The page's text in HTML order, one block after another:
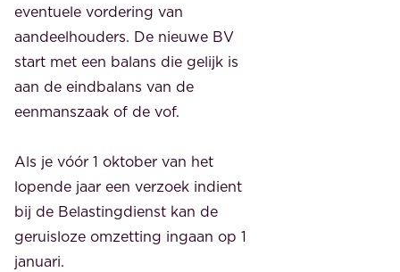
eventuele vordering van
aandeelhouders. De nieuwe BV
start met een balans die gelijk is
aan de eindbalans van de
eenmanszaak of de vof.
Als je vóór 1 oktober van het
lopende jaar een verzoek indient
bij de Belastingdienst kan de
geruisloze omzetting ingaan op 1
januari.